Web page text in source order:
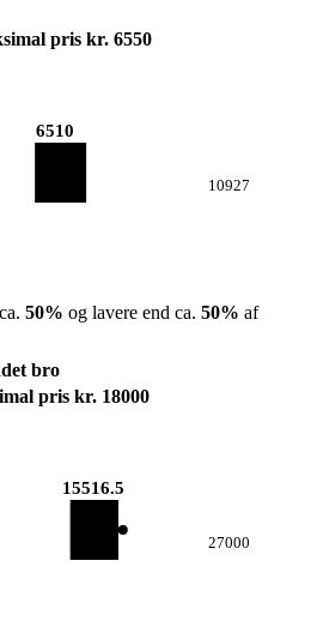
pris kr. 6550
6510
10927
50% og lavere end ca. 50% af
bro
pris kr. 18000
15516.5
27000